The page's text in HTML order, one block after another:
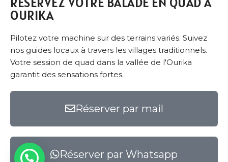
OURIKA
Pilotez votre machine sur des terrains variés. Suivez
nos guides locaux à travers les villages traditionnels.
Votre session de quad dans la vallée de l'Ourika
garantit des sensations fortes.
Réserver par mail
Réserver par Whatsapp